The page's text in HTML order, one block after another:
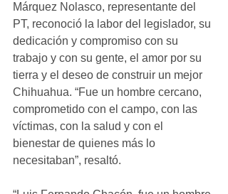
Márquez Nolasco, representante del
PT, reconoció la labor del legislador, su
dedicación y compromiso con su
trabajo y con su gente, el amor por su
tierra y el deseo de construir un mejor
Chihuahua. “Fue un hombre cercano,
comprometido con el campo, con las
víctimas, con la salud y con el
bienestar de quienes más lo
necesitaban”, resaltó.